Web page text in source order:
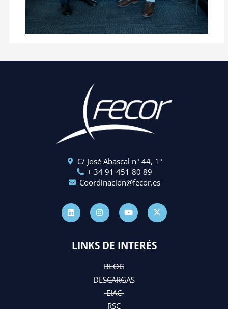
C/ José Abascal n° 44, 1°
+ 34 91 451 80 89
Coordinacion@fecor.es
L
i
n
k
I
n
s
t
r
m
Y
o
u
t
e
X
-
t
w
t
LINKS DE INTERÉS
BLOG
DESCARGAS
EIAC
RSC